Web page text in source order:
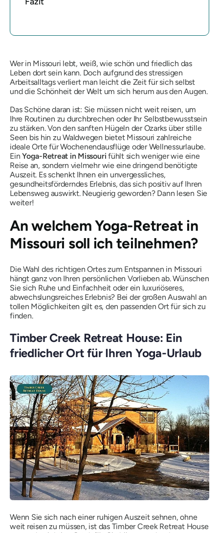
Wer in Missouri lebt, weiß, wie schön und friedlich das
Leben dort sein kann. Doch aufgrund des stressigen
Arbeitsalltags verliert man leicht die Zeit für sich selbst
und die Schönheit der Welt um sich herum aus den Augen.
Das Schöne daran ist: Sie müssen nicht weit reisen, um
Ihre Routinen zu durchbrechen oder Ihr Selbstbewusstsein
zu stärken. Von den sanften Hügeln der Ozarks über stille
Seen bis hin zu Waldwegen bietet Missouri zahlreiche
ideale Orte für Wochenendausflüge oder Wellnessurlaube.
EinYoga-Retreat in Missouri fühlt sich weniger wie eine
Reise an, sondern vielmehr wie eine dringend benötigte
Auszeit. Es schenkt Ihnen ein unvergessliches,
gesundheitsförderndes Erlebnis, das sich positiv auf Ihren
Lebensweg auswirkt. Neugierig geworden? Dann lesen Sie
weiter!
An welchem ​​Yoga-Retreat in
Missouri soll ich teilnehmen?
Die Wahl des richtigen Ortes zum Entspannen in Missouri
hängt ganz von Ihren persönlichen Vorlieben ab. Wünschen
Sie sich Ruhe und Einfachheit oder ein luxuriöseres,
abwechslungsreiches Erlebnis? Bei der großen Auswahl an
tollen Möglichkeiten gilt es, den passenden Ort für sich zu
finden.
Timber Creek Retreat House: Ein
friedlicher Ort für Ihren Yoga-Urlaub
Wenn Sie sich nach einer ruhigen Auszeit sehnen, ohne
weit reisen zu müssen, ist das Timber Creek Retreat House